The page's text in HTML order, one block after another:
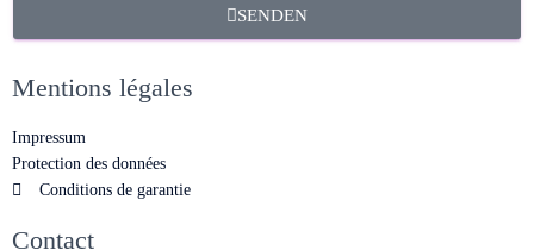
SENDEN
Mentions légales
Impressum
Protection des données
Conditions de garantie
Contact